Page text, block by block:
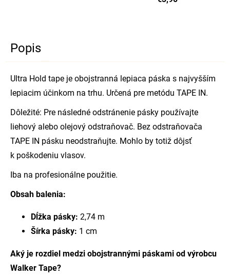
Popis
Ultra Hold tape je obojstranná lepiaca páska s najvyšším
lepiacim účinkom na trhu. Určená pre metódu TAPE IN.
Dôležité: Pre následné odstránenie pásky používajte
liehový alebo olejový odstraňovač. Bez odstraňovača
TAPE IN pásku neodstraňujte. Mohlo by totiž dôjsť
k poškodeniu vlasov.
Iba na profesionálne použitie.
Obsah balenia:
Dĺžka pásky: 2,74 m
Šírka pásky: 1 cm
Aký je rozdiel medzi obojstrannými páskami od výrobcu
Walker Tape?